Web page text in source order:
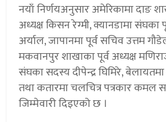
नयाँ निर्णयअनुसार अमेरिकामा दाङ
अध्यक्ष किसन रेग्मी, क्यानडामा संघका
अर्याल, जापानमा पूर्व सचिव उत्तम
मकवानपुर शाखाका पूर्व अध्यक्ष
संघका सदस्य दीपेन्द्र घिमिरे,
तथा कतारमा चलचित्र पत्रकार
जिम्मेवारी दिइएको छ ।